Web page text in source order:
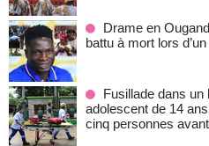
Drame en
battu à mort lors
Fusillade dans
adolescent de 14
cinq personnes